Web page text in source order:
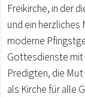
Freikirche, in der
und ein
moderne
Gottesdienste mit
Predigten, die
als Kirche für alle